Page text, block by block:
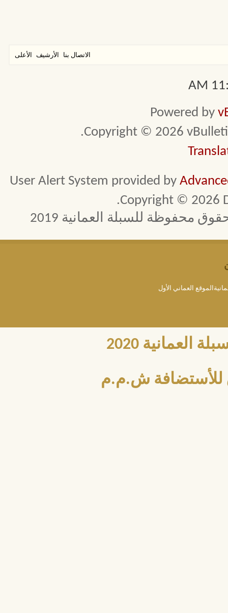
الاتصال بنا الأرشيف الأعلى
Powered by
Copyright © 2026
User Alert System provided by
Copyright © 2026
محفوظة للسبلة العمانية 2019
العماني الأول
2020
للأستضافة ش.م.م